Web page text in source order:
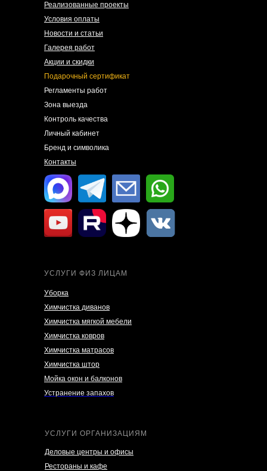
Реализованные проекты
Условия оплаты
Новости и статьи
Галерея работ
Акции и скидки
Подарочный сертификат
Регламенты работ
Зона выезда
Контроль качества
Личный кабинет
Бренд и символика
Контакты
УСЛУГИ ФИЗ ЛИЦАМ
Уборка
Химчистка диванов
Химчистка мягкой мебели
Химчистка ковров
Химчистка матрасов
Химчистка штор
Мойка окон и балконов
Устранение запахов
УСЛУГИ ОРГАНИЗАЦИЯМ
Деловые центры и офисы
Рестораны и кафе